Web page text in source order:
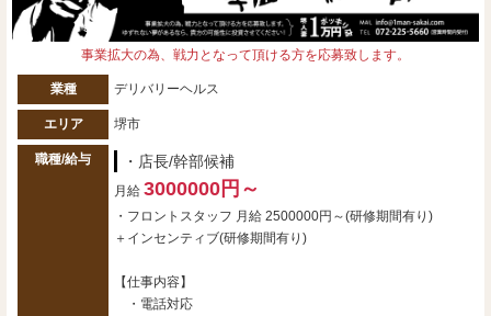
事業拡大の為、戦力となって頂ける方を応募致します。
業種 デリバリーヘルス
エリア 堺市
職種/給与 ・店長/幹部候補
月給 3000000円～
・フロントスタッフ 月給 2500000円～(研修期間有り)
＋インセンティブ(研修期間有り)
【仕事内容】
・電話対応